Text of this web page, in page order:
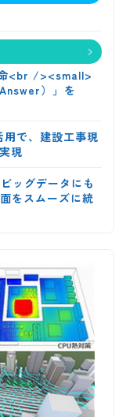
<br /><small>
）」を
で、建設工事現
現
ッグデータにも
をスムーズに統